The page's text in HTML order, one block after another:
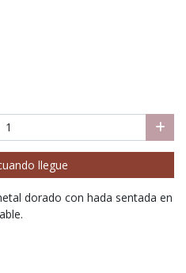
llegue
dorado con hada sentada en